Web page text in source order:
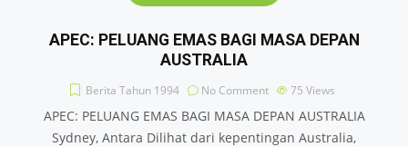
APEC: PELUANG EMAS BAGI MASA DEPAN
AUSTRALIA
Berita Tahun 1994 No Comment 75 Views
APEC: PELUANG EMAS BAGI MASA DEPAN AUSTRALIA
Sydney, Antara Dilihat dari kepentingan Australia,